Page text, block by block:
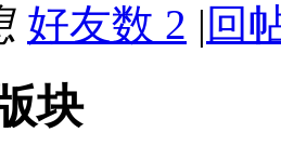
好友数 2 | 回
块